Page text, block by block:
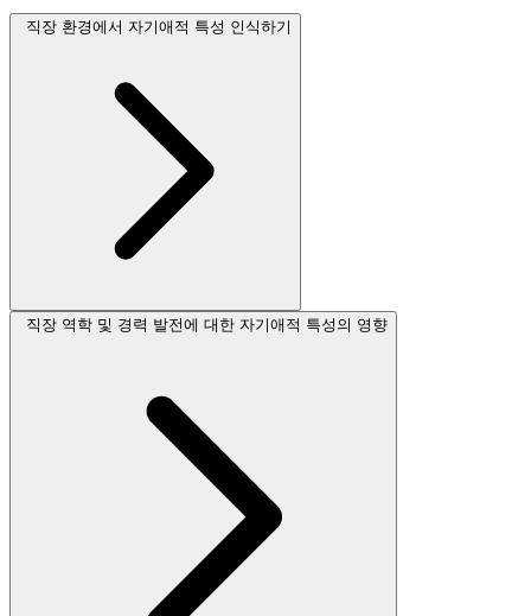
직장 환경에서 자기애적 특성 인식하기
직장 역학 및 경력 발전에 대한 자기애적 특성의 영향